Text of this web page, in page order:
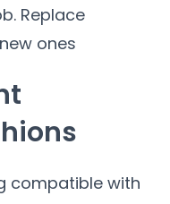
Replace
ones
compatible with